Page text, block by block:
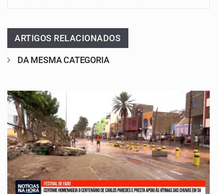
ARTIGOS RELACIONADOS
DA MESMA CATEGORIA